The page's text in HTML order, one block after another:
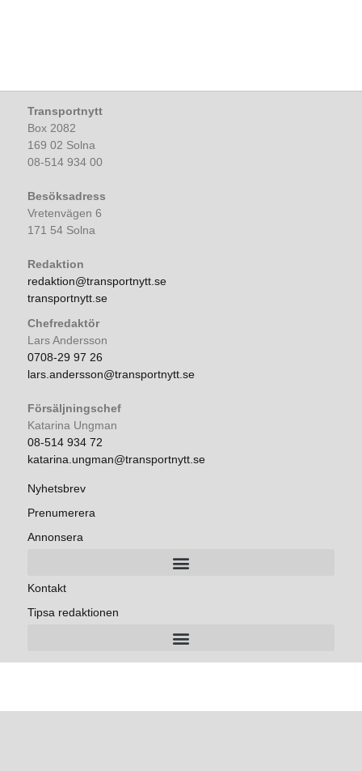
Transportnytt
Box 2082
169 02 Solna
08-514 934 00
Besöksadress
Vretenvägen 6
171 54 Solna
Redaktion
redaktion@transportnytt.se
transportnytt.se
Chefredaktör
Lars Andersson
0708-29 97 26
lars.andersson@transportnytt.se
Försäljningschef
Katarina Ungman
08-514 934 72
katarina.ungman@transportnytt.se
Nyhetsbrev
Prenumerera
Annonsera
Kontakt
Tipsa redaktionen